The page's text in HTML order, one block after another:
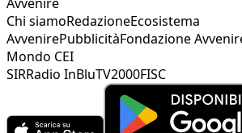
Chi siamoRedazioneEcosistema
AvvenirePubblicitàFondazione
Mondo CEI
SIRRadio InBluTV2000FISC